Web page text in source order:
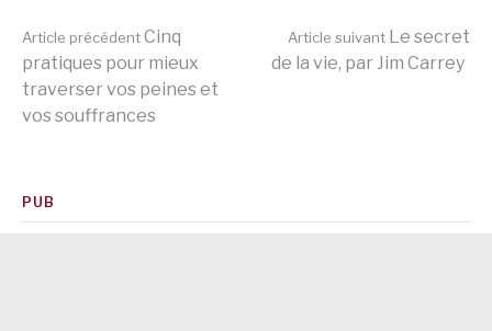
Lire
la
suite
Article précédentCinq
pratiques pour mieux
traverser vos peines et
vos souffrances
Article suivant Le secret
de la vie, par Jim Carrey
PUB